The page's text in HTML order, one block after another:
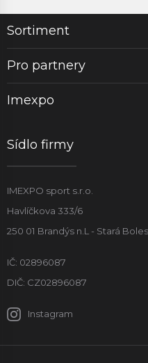
Sortiment
Pro partnery
Imexpo
Sídlo firmy
IMEXPO sport s.r.o.
Havlíčkova 333/6
250 01 Brandýs n.L - Stará
IČ: 02896087
DIČ: CZ02896087
Instagram